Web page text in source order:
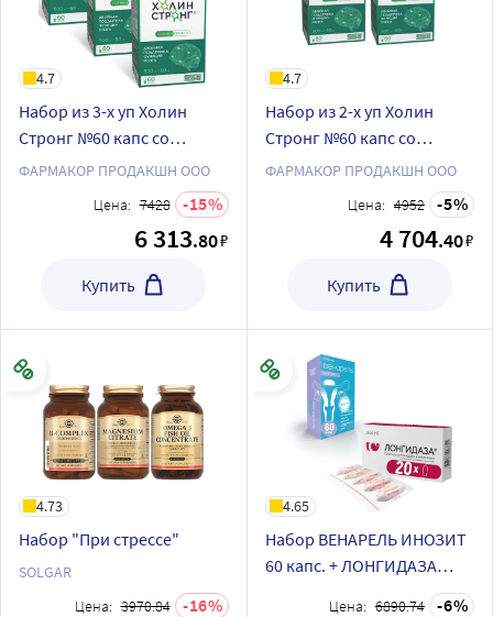
4.7
Набор из 3-х уп Холин
Стронг №60 капс со
скидкой 15%
ФАРМАКОР ПРОДАКШН ООО
Цена: 7428 15
6 313.80₽
Купить
4.7
Набор из 2-х уп Холин
Стронг №60 капс со
скидкой 5%
ФАРМАКОР ПРОДАКШН ООО
Цена: 4952 5
4 704.40₽
Купить
4.73
Набор "При стрессе"
SOLGAR
Цена: 3970.84 16
4.65
Набор ВЕНАРЕЛЬ ИНОЗИТ
60 капс. + ЛОНГИДАЗА
Цена: 6890.74 6